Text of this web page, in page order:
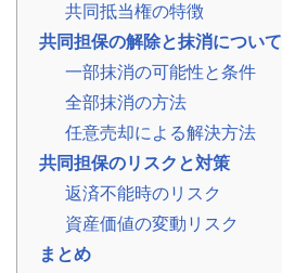
質
問
査
定・
買
取・
税
金・
共
有
持
分
共同抵当権の特徴
共同担保の解除と抹消について
一部抹消の可能性と条件
全部抹消の方法
任意売却による解決方法
共同担保のリスクと対策
返済不能時のリスク
資産価値の変動リスク
まとめ